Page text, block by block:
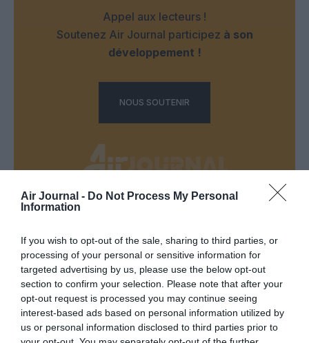
Air Journal - Do Not Process My Personal
Information
If you wish to opt-out of the sale, sharing to third parties, or
processing of your personal or sensitive information for
targeted advertising by us, please use the below opt-out
section to confirm your selection. Please note that after your
opt-out request is processed you may continue seeing
interest-based ads based on personal information utilized by
us or personal information disclosed to third parties prior to
Appel aux lecteurs !
Soutenez Air Journal participez à son
développement !
NOUS SOUTENIR
Mathématiquesa commenté l'article :
19 h 23 sans escale : le Boeing 777F de National
Airlines relie l’Écosse à l’Australie